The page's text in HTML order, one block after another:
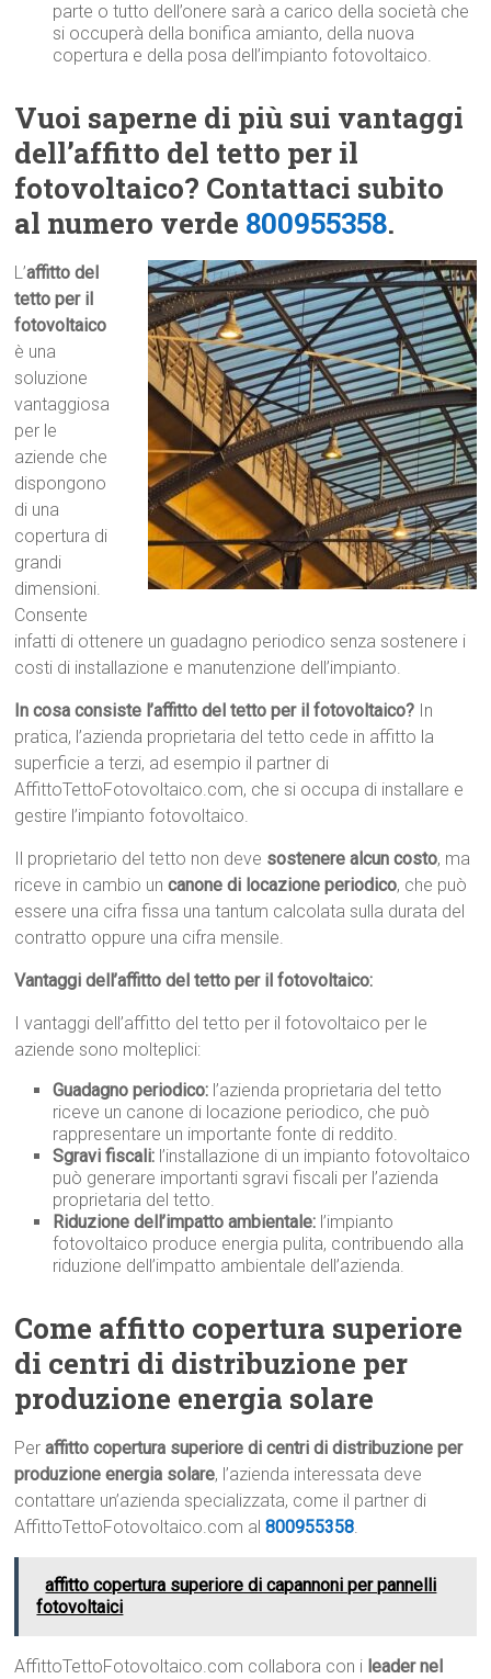
parte o tutto dell’onere sarà a carico della società che
si occuperà della bonifica amianto, della nuova
copertura e della posa dell’impianto fotovoltaico.
Vuoi saperne di più sui vantaggi
dell’affitto del tetto per il
fotovoltaico? Contattaci subito
al numero verde 800955358.
L’affitto del
tetto per il
fotovoltaico
è una
soluzione
vantaggiosa
per le
aziende che
dispongono
di una
copertura di
grandi
dimensioni.
Consente
infatti di ottenere un guadagno periodico senza sostenere i
costi di installazione e manutenzione dell’impianto.
In cosa consiste l’affitto del tetto per il fotovoltaico? In
pratica, l’azienda proprietaria del tetto cede in affitto la
superficie a terzi, ad esempio il partner di
AffittoTettoFotovoltaico.com, che si occupa di installare e
gestire l’impianto fotovoltaico.
Il proprietario del tetto non deve sostenere alcun costo, ma
riceve in cambio uncanone di locazione periodico, che può
essere una cifra fissa una tantum calcolata sulla durata del
contratto oppure una cifra mensile.
Vantaggi dell’affitto del tetto per il fotovoltaico:
I vantaggi dell’affitto del tetto per il fotovoltaico per le
aziende sono molteplici:
Guadagno periodico: l’azienda proprietaria del tetto
riceve un canone di locazione periodico, che può
rappresentare un importante fonte di reddito.
Sgravi fiscali: l’installazione di un impianto fotovoltaico
può generare importanti sgravi fiscali per l’azienda
proprietaria del tetto.
Riduzione dell’impatto ambientale: l’impianto
fotovoltaico produce energia pulita, contribuendo alla
riduzione dell’impatto ambientale dell’azienda.
Come affitto copertura superiore
di centri di distribuzione per
produzione energia solare
Peraffitto copertura superiore di centri di distribuzione per
produzione energia solare, l’azienda interessata deve
contattare un’azienda specializzata, come il partner di
AffittoTettoFotovoltaico.com al800955358.
affitto copertura superiore di capannoni per pannelli
fotovoltaici
AffittoTettoFotovoltaico.com collabora con i leader nel